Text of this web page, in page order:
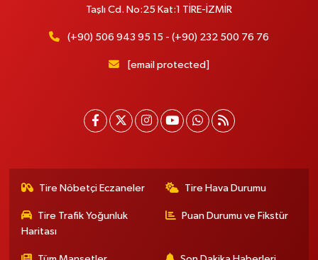
Taşlı Cd. No:25 Kat:1 TİRE-İZMİR
(+90) 506 943 95 15 - (+90) 232 500 76 76
[email protected]
Tire Nöbetçi Eczaneler Tire Hava Durumu
Tire Trafik Yoğunluk
Haritası
Puan Durumu ve Fikstür